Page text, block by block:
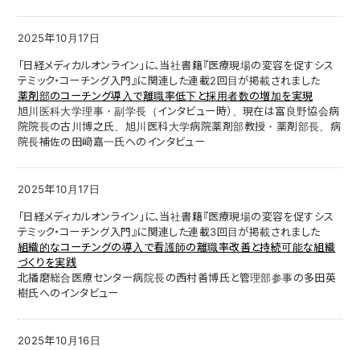
2025年10月17日
「日経メディカルオンライン」に、当社書籍『医療現場の変容を促すシス
テミック・コーチング入門』に関連した連載2回目が掲載されました
薬剤部のコーチング導入で離職率低下と採用者数の増加を実現
旭川医科大学理事・副学長（インタビュー時）、現在は富良野協会病
院院長の古川博之氏、旭川医科大学病院薬剤部教授・薬剤部長、病
院長補佐の田﨑嘉一氏へのインタビュー
2025年10月17日
「日経メディカルオンライン」に、当社書籍『医療現場の変容を促すシス
テミック・コーチング入門』に関連した連載3回目が掲載されました
組織的なコーチングの導入で看護師の離職率改善と持続可能な組織
づくりを実践
北播磨総合医療センター病院長の西村善博氏と管理部参事の多田英
樹氏へのインタビュー
2025年10月16日